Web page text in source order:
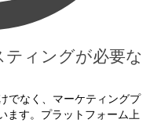
ティングが必要な
でなく、マーケティングプ
ます。プラットフォーム上